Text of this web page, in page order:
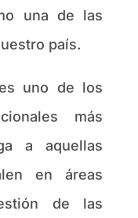
una de las
país.
uno de los
más
a aquellas
en áreas
de las